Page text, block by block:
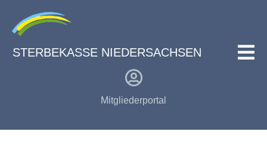
STERBEKASSE NIEDERSACHSEN
Mitgliederportal